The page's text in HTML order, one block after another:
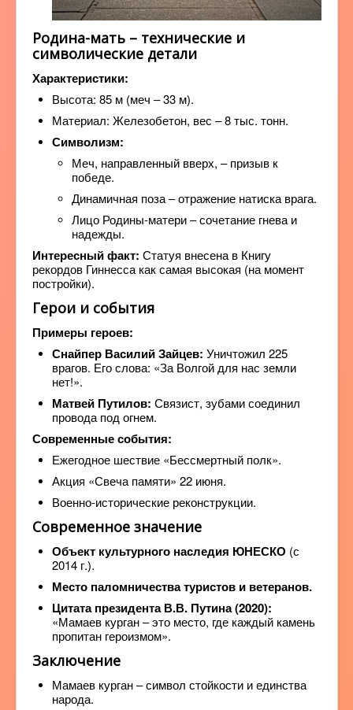
Родина-мать – технические и
символические детали
Характеристики:
Высота: 85 м (меч – 33 м).
Материал: Железобетон, вес – 8 тыс. тонн.
Символизм:
Меч, направленный вверх, – призыв к
победе.
Динамичная поза – отражение натиска врага.
Лицо Родины-матери – сочетание гнева и
надежды.
Интересный факт: Статуя внесена в Книгу
рекордов Гиннесса как самая высокая (на момент
постройки).
Герои и события
Примеры героев:
Снайпер Василий Зайцев: Уничтожил 225
врагов. Его слова: «За Волгой для нас земли
нет!».
Матвей Путилов: Связист, зубами соединил
провода под огнем.
Современные события:
Ежегодное шествие «Бессмертный полк».
Акция «Свеча памяти» 22 июня.
Военно-исторические реконструкции.
Современное значение
Объект культурного наследия ЮНЕСКО (с
2014 г.).
Место паломничества туристов и ветеранов.
Цитата президента В.В. Путина (2020):
«Мамаев курган – это место, где каждый камень
пропитан героизмом».
Заключение
Мамаев курган – символ стойкости и единства
народа.